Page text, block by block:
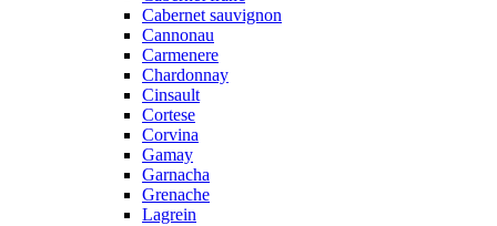
Cabernet sauvignon
Cannonau
Carmenere
Chardonnay
Cinsault
Cortese
Corvina
Gamay
Garnacha
Grenache
Lagrein